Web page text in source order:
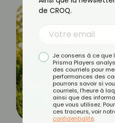
de CROQ.
Je consens à ce que
Prisma Players
des courriels pour
performances des
pourrons savoir si
courriels, l'heure à
ainsi que des
que vous utilisez.
ces traceurs, voir
confidentialité.